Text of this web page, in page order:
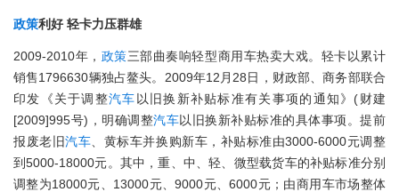
政策利好 轻卡力压群雄
2009-2010年， 政策三部曲奏响轻型商用车热卖大戏。轻卡以累计
销售1796630辆独占鳌头。2009年12月28日，财政部、商务部联合
印发《关于调整汽车 以旧换新补贴标准有关事项的通知》(财建
[2009]995号)，明确调整汽车以旧换新补贴标准的具体事项。提前
报废老旧汽车 、黄标车并换购新车，补贴标准由3000-6000元调整
到5000-18000元。其中，重、中、轻、微型载货车的补贴标准分别
调整为18000元、13000元、9000元、6000元；由商用车市场整体